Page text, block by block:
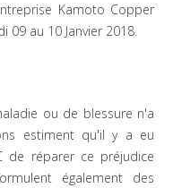
Kamoto Copper
09 au 10 Janvier 2018.
ou de blessure n'a
estiment qu'il y a eu
de réparer ce préjudice
également des